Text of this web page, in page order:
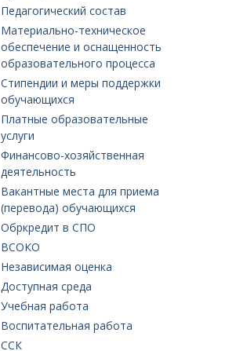
Педагогический состав
Материально-техническое
обеспечение и оснащенность
образовательного процесса
Стипендии и меры поддержки
обучающихся
Платные образовательные
услуги
Финансово-хозяйственная
деятельность
Вакантные места для приема
(перевода) обучающихся
Обркредит в СПО
ВСОКО
Независимая оценка
Доступная среда
Учебная работа
Воспитательная работа
ССК